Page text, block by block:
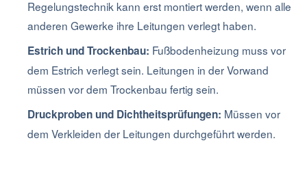
Regelungstechnik kann erst montiert werden, wenn alle
anderen Gewerke ihre Leitungen verlegt haben.
Estrich und Trockenbau: Fußbodenheizung muss vor
dem Estrich verlegt sein. Leitungen in der Vorwand
müssen vor dem Trockenbau fertig sein.
Druckproben und Dichtheitsprüfungen: Müssen vor
dem Verkleiden der Leitungen durchgeführt werden.